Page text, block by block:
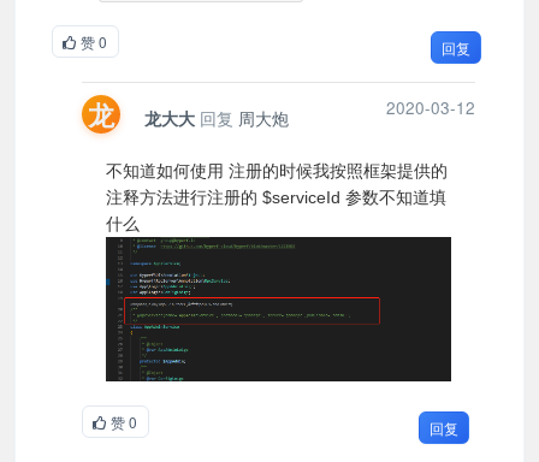
赞0 回复
2020-03-12
龙 龙大大 回复 周大炮
不知道如何使用 注册的时候我按照框架提供的
注释方法进行注册的 $serviceId 参数不知道填
什么
赞0 回复